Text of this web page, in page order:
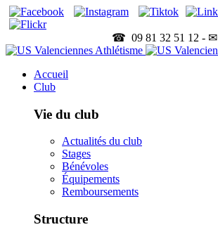
☎ 09 81 32 51 12 - ✉
Accueil
Club
Vie du club
Actualités du club
Stages
Bénévoles
Équipements
Remboursements
Structure